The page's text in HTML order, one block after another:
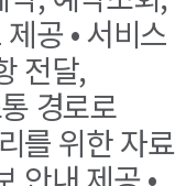
공 • 서비스
전달,
경로로
를 위한 자료